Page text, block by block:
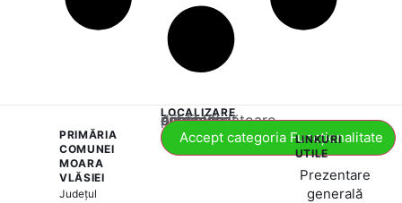
PRIMĂRIA
COMUNEI
MOARA
VLĂSIEI
Județul
LOCALIZARE
Acest conținut este blocat până când acceptați categoria corespunzătoare de cookie-uri.
Accept categoria Funcționalitate
LINKURI
UTILE
Prezentare
generală